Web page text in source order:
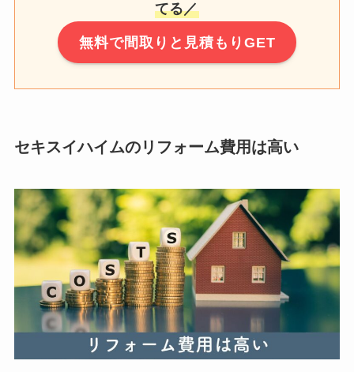
てる／
無料で間取りと見積もりGET
セキスイハイムのリフォーム費用は高い